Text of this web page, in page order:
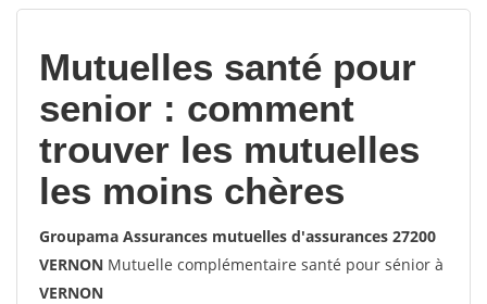
Mutuelles santé pour
senior : comment
trouver les mutuelles
les moins chères
Groupama Assurances mutuelles d'assurances 27200
VERNON Mutuelle complémentaire santé pour sénior à
VERNON